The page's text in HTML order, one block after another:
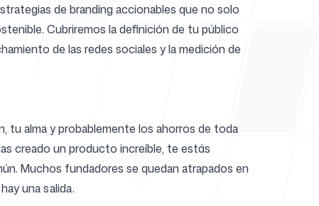
de branding accionables que no solo
Cubriremos la definición de tu público
de las redes sociales y la medición de
tu alma y probablemente los ahorros de toda
creado un producto increíble, te estás
Muchos fundadores se quedan atrapados en
una salida.